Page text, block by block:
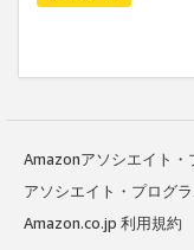
Amazonアソシエイト・
アソシエイト・プログ
Amazon.co.jp 利用規約